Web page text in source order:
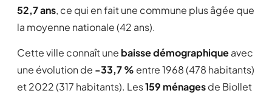
52,7 ans, ce qui en fait une commune plus âgée que
la moyenne nationale (42 ans).
Cette ville connaît une baisse démographiqueavec
une évolution de -33,7 % entre 1968 (478 habitants)
et 2022 (317 habitants). Les159 ménagesde Biollet